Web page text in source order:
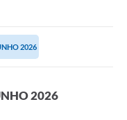
2026
2026